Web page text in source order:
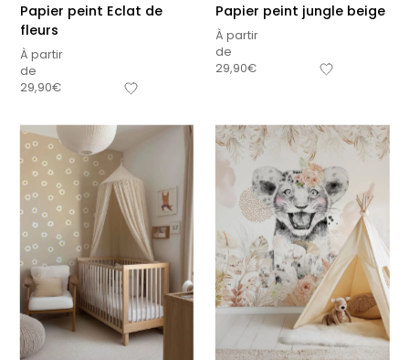
Papier peint Eclat de
fleurs
À partir
de
29,90€
Papier peint jungle beige
À partir
de
29,90€